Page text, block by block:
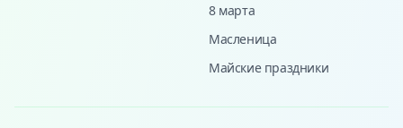
8 марта
Масленица
Майские праздники